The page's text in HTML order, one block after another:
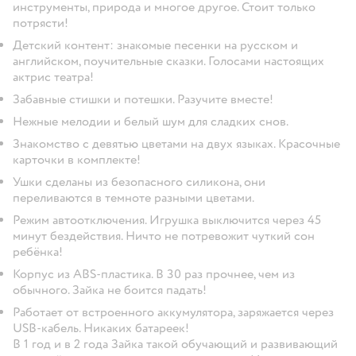
инструменты, природа и многое другое. Стоит только
потрясти!
Детский контент: знакомые песенки на русском и
английском, поучительные сказки. Голосами настоящих
актрис театра!
Забавные стишки и потешки. Разучите вместе!
Нежные мелодии и белый шум для сладких снов.
Знакомство с девятью цветами на двух языках. Красочные
карточки в комплекте!
Ушки сделаны из безопасного силикона, они
переливаются в темноте разными цветами.
Режим автоотключения. Игрушка выключится через 45
минут бездействия. Ничто не потревожит чуткий сон
ребёнка!
Корпус из ABS-пластика. В 30 раз прочнее, чем из
обычного. Зайка не боится падать!
Работает от встроенного аккумулятора, заряжается через
USB-кабель. Никаких батареек!
В 1 год и в 2 года Зайка такой обучающий и развивающий